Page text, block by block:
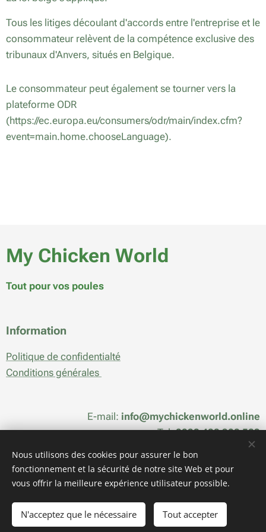
Tous les litiges découlant d'accords entre l'entreprise et le
consommateur relèvent de la compétence exclusive des
tribunaux d'Anvers, situés en Belgique.
Le consommateur peut également se tourner vers la
plateforme ODR
(https://ec.europa.eu/consumers/odr/main/index.cfm?
event=main.home.chooseLanguage).
My Chicken World
Tout pour vos poules
Information
Politique de confidentialté
Conditions générales
E-mail: info@mychickenworld.online
Tel:0032 488 908 589
Cookies
Langues
Français
Nous utilisons des cookies pour assurer le bon
fonctionnement et la sécurité de notre site Web et pour
vous offrir la meilleure expérience utilisateur possible.
N'acceptez que le nécessaire Tout accepter